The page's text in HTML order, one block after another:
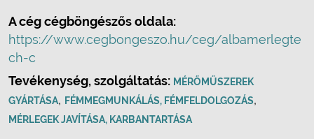
A cég cégböngészős oldala:
https://www.cegbongeszo.hu/ceg/albamerlegte
ch-c
Tevékenység, szolgáltatás: MÉRŐMŰSZEREK
GYÁRTÁSA, FÉMMEGMUNKÁLÁS, FÉMFELDOLGOZÁS,
MÉRLEGEK JAVÍTÁSA, KARBANTARTÁSA